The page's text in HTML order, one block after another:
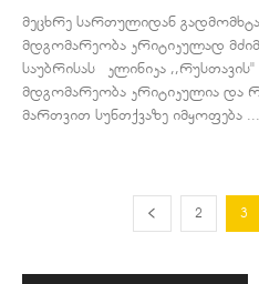
მეცხრე სართულიდან
მდგომარეობა კრიტიკულად
საუბრისას კლინიკა ,,რუსთავის''
მდგომარეობა კრიტიკულია და
მართვით სუნთქვაზე იმყოფება
2 3